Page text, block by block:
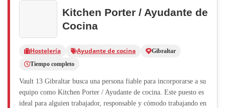
Kitchen Porter / Ayudante de
Cocina
Hostelería Ayudante de cocina
Gibraltar
Tiempo completo
Vault 13 Gibraltar busca una persona fiable para incorporarse a su
equipo como Kitchen Porter / Ayudante de cocina. Este puesto es
ideal para alguien trabajador, responsable y cómodo trabajando en